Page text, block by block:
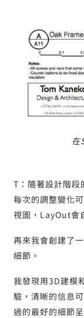
在
T：隨著設計階
每次的調整變化
視圖，LayOut會
再來我會創建了
細節。
我發現用3D建模
驗，清晰的信息
過的最好的細節呈